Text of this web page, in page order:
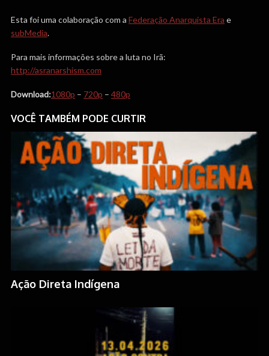
Esta foi uma colaboração com a Federação Anarquista Era e
subMedia.
Para mais informações sobre a luta no Irã:
http://asranarshism.com
Download:1080p – 720p – 480p
VOCÊ TAMBÉM PODE CURTIR
Ação Direta Indígena